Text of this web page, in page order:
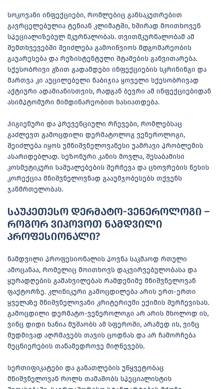
სოკოვანი ინფექციები, რომლებიც განსაკუთრებით
გავრცელებულია ტენიან კლიმატში, ხშირად მოითხოვენ
სპეციალიზებულ მკურნალობას. თვითმკურნალობამ ამ
შემთხვევებში შეიძლება გამოიწვიოს მდგომარეობის
გაუარესება და რეზისტენტული შტამების განვითარება.
სქესობრივი გზით გადამდები ინფექციების სკრინინგი და
მართვა კი აუცილებელი ნაბიჯია ყოველი სქესობრივად
აქტიური ადამიანისთვის, რადგან ბევრი ამ ინფექციებიდან
ასიმპტომური მიმდინარეობით ხასიათდება.
ჰიგიენური და პრევენციული რჩევები, რომლებსაც
გაძლევთ გამოცდილი დერმატოლოგ ვენეროლოგი,
შეიძლება იყოს უმნიშვნელოვანესი უამრავი პრობლემის
ასარიდებლად. სეზონური კანის მოვლა, შესაბამისი
კოსმეტიკური საშუალებების შერჩევა და ცხოვრების წესის
კორექცია მნიშვნელოვნად გააუმჯობესებს თქვენს
ჯანმრთელობას.
საუკეთესო დერმატო-ვენეროლოგი –
როგორ ვიპოვოთ ნამდვილი
პროფესიონალი?
ნამდვილი პროფესიონალის პოვნა საკმაოდ რთული
ამოცანაა, რომელიც მოითხოვს დაკვირვებულობასა და
ყურადღების გამახვილებას რამდენიმე მნიშვნელოვან
ფაქტორზე. კლინიკური გამოცდილება არის ერთ-ერთი
ყველაზე მნიშვნელოვანი კრიტერიუმი ექიმის შერჩევისას.
გამოცდილი დერმატო-ვენეროლოგი არ არის მხოლოდ ის,
ვინც დიდი ხანია მუშაობს ამ სფეროში, არამედ ის, ვინც
მუდმივად აღრმავებს თავის ცოდნას და არ ჩამორჩება
მეცნიერების თანამედროვე მიღწევებს.
სერთიფიკატები და განათლების უწყვეტობაც
მნიშვნელოვან როლს თამაშობს სპეციალისტის